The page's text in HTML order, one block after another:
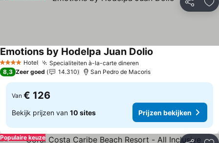
Delen
4 SterrenHotel Specialiteiten à-la-carte dineren
Emotions by Hodelpa Juan Dolio
8,3 Zeer goed 14.310 San Pedro de Macoris
Van € 126
Bekijk prijzen van 10 sites Prijzen bekijken
Populaire keuze